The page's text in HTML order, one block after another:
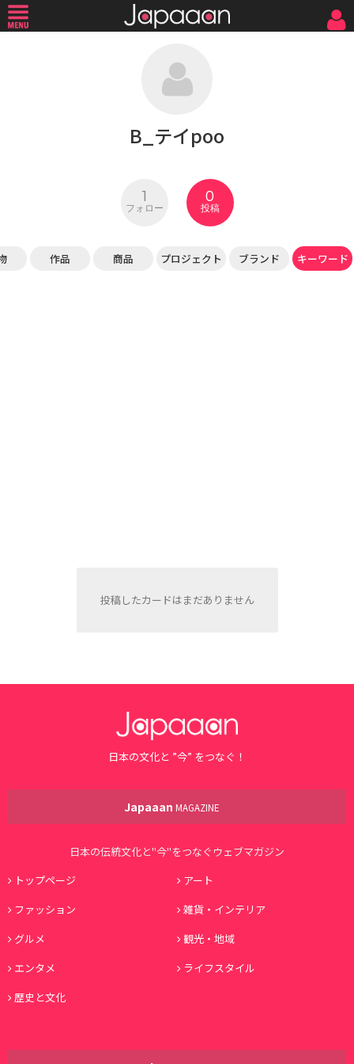
B_テイpoo
1
フォロー
0
投稿
作品 商品 プロジェクト ブランド キーワード
投稿したカードはまだありません
日本の文化と ”今” をつなぐ！
Japaaan MAGAZINE
日本の伝統文化と"今"をつなぐウェブマガジン
トップページ
アート
ファッション
雑貨・インテリア
グルメ
観光・地域
エンタメ
ライフスタイル
歴史と文化